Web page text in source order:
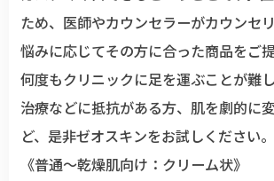
ため、医師やカウンセラーがカウンセ
悩みに応じてその方に合った商品をご提
何度もクリニックに足を運ぶことが難
治療などに抵抗がある方、肌を劇的に
ど、是非ゼオスキンをお試しください。
《普通～乾燥肌向け：クリーム状》